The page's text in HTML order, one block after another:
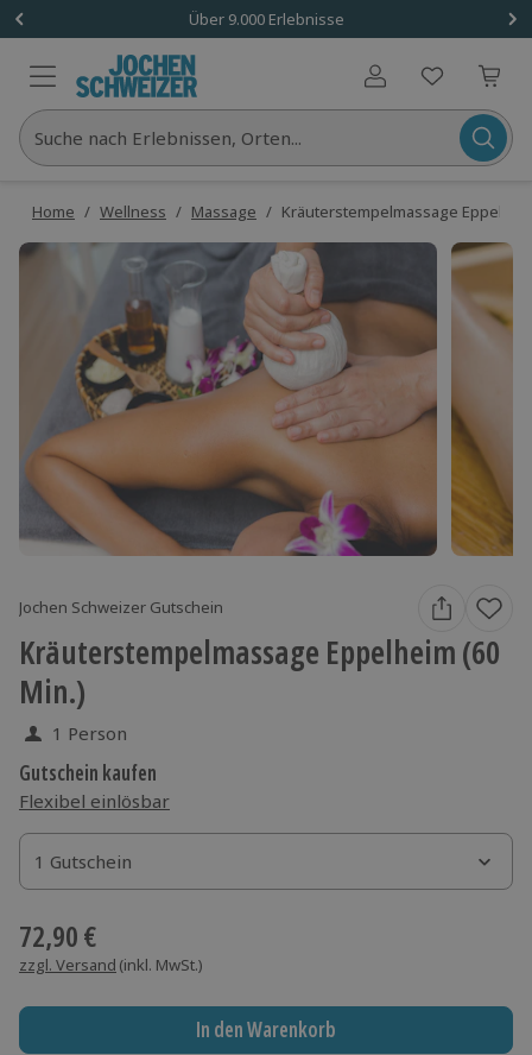
Über 9.000 Erlebnisse
Benutzerkonto
Suche nach Erlebnissen, Orten...
Home / Wellness / Massage / Kräuterstempelmassage
Jochen Schweizer Gutschein
Kräuterstempelmassage Eppelheim (60
Min.)
1 Person
Gutschein kaufen
Flexibel einlösbar
1 Gutschein
1 Gutschein
1 Gutschein
72,90 €
zzgl. Versand (inkl. MwSt.)
In den Warenkorb